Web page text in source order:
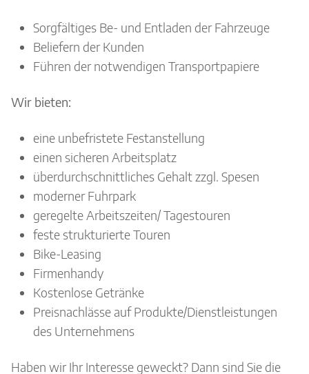
Sorgfältiges Be- und Entladen der Fahrzeuge
Beliefern der Kunden
Führen der notwendigen Transportpapiere
Wir bieten:
eine unbefristete Festanstellung
einen sicheren Arbeitsplatz
überdurchschnittliches Gehalt zzgl. Spesen
moderner Fuhrpark
geregelte Arbeitszeiten/ Tagestouren
feste strukturierte Touren
Bike-Leasing
Firmenhandy
Kostenlose Getränke
Preisnachlässe auf Produkte/Dienstleistungen
des Unternehmens
Haben wir Ihr Interesse geweckt? Dann sind Sie die